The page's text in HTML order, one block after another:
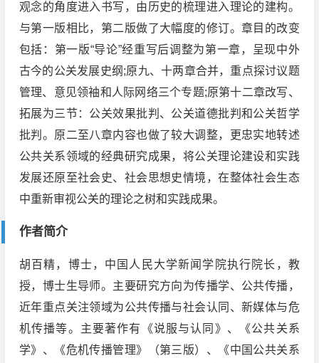
观念的角度进入书写，由历史的梳理进入理论的建构。
与第一版相比，第二版做了大幅度的修订。章目的改变
包括：第一版“导论”经重写后调整为第一章，呈现中外
古今的公关发展史纲;原九、十两章合并，重点探讨议题
管理、意见领袖和人际网络三个专题;原第十二章改写、
拓展为三节：公关效果批判、公关道德批判和公关哲学
批判。原二至八章内容也做了较大调整，更忠实地转述
公共关系领域的经典研究成果，将公关理论建设和实践
发展还原至社会史、社会思想史情境，在整体社会生态
中重新审视公关的理论之树和实践成果。
作者简介
胡百精，博士，中国人民大学新闻学院执行院长，教
授，博士生导师。主要研究方向为传播学、公共传播，
近年重点关注领域为公共传播与社会认同、新媒体与危
机传播等。主要著作有《说服与认同》、《公共关系
学》、《危机传播管理》（第三版）、《中国公共关系